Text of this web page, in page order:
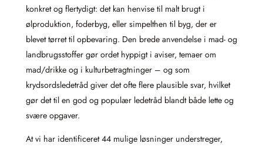
konkret og flertydigt: det kan henvise til malt brugt i
ølproduktion, foderbyg, eller simpelthen til byg, der er
blevet tørret til opbevaring. Den brede anvendelse i mad- og
landbrugsstoffer gør ordet hyppigt i aviser, temaer om
mad/drikke og i kulturbetragtninger – og som
krydsordsledetråd giver det ofte flere plausible svar, hvilket
gør det til en god og populær ledetråd blandt både lette og
svære opgaver.
At vi har identificeret 44 mulige løsninger understreger,